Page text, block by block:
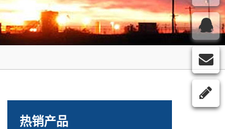
热销产品